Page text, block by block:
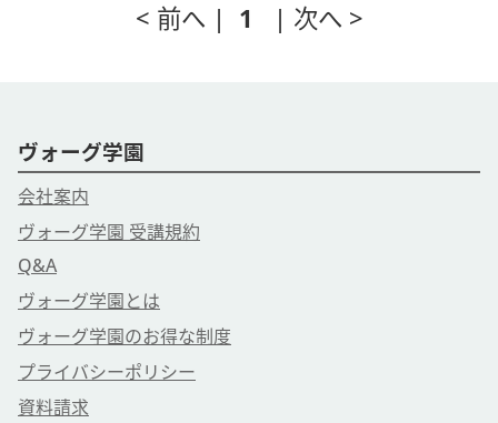
< 前へ | 1 | 次へ >
ヴォーグ学園
会社案内
ヴォーグ学園 受講規約
Q&A
ヴォーグ学園とは
ヴォーグ学園のお得な制度
プライバシーポリシー
資料請求